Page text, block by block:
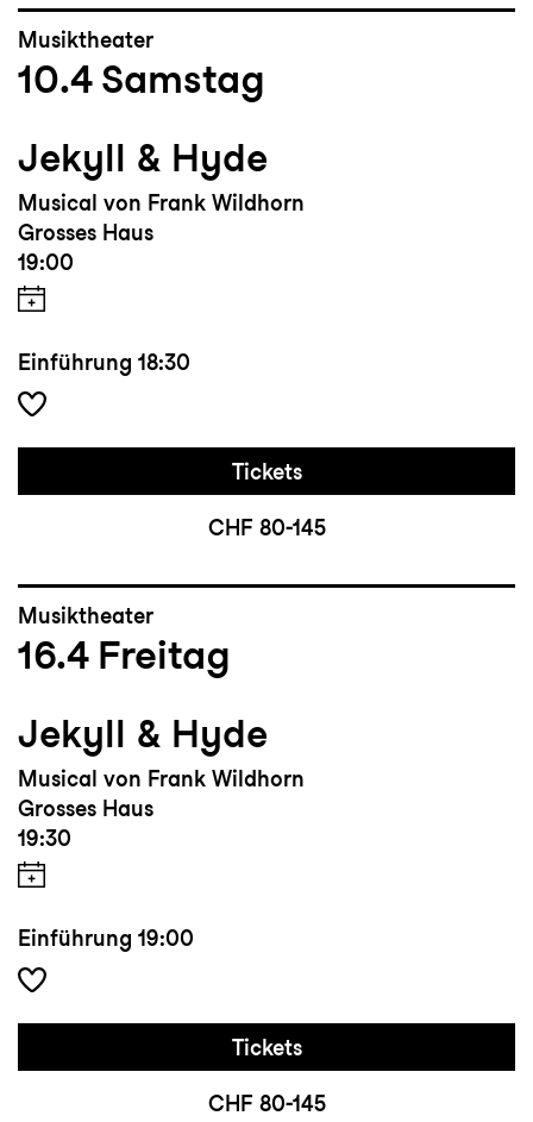
Musiktheater
10.4 Samstag
Jekyll & Hyde
Musical von Frank Wildhorn
Grosses Haus
19:00
Einführung 18:30
Tickets
CHF 80-145
Musiktheater
16.4 Freitag
Jekyll & Hyde
Musical von Frank Wildhorn
Grosses Haus
19:30
Einführung 19:00
Tickets
CHF 80-145